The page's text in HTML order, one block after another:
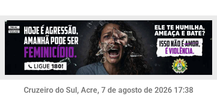
Cruzeiro do Sul, Acre, 7 de agosto de 2026 17:38